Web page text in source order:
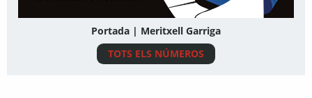
Portada | Meritxell Garriga
TOTS ELS NÚMEROS